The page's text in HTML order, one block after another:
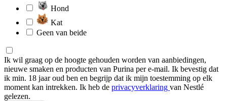
Hond
Kat
Geen van beide
Ik wil graag op de hoogte gehouden worden van aanbiedingen,
nieuwe smaken en producten van Purina per e-mail. Ik bevestig dat
ik min. 18 jaar oud ben en begrijp dat ik mijn toestemming op elk
moment kan intrekken. Ik heb de privacyverklaring van Nestlé
gelezen.